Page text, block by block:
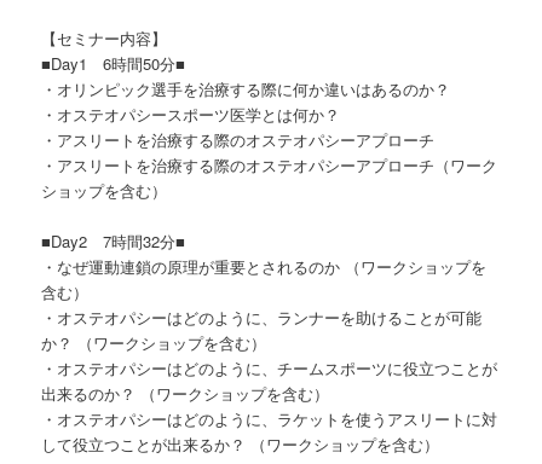
【セミナー内容】
■Day1 6時間50分■
・オリンピック選手を治療する際に何か違いはあるのか？
・オステオパシースポーツ医学とは何か？
・アスリートを治療する際のオステオパシーアプローチ
・アスリートを治療する際のオステオパシーアプローチ（ワーク
ショップを含む）
■Day2 7時間32分■
・なぜ運動連鎖の原理が重要とされるのか （ワークショップを
含む）
・オステオパシーはどのように、ランナーを助けることが可能
か？ （ワークショップを含む）
・オステオパシーはどのように、チームスポーツに役立つことが
出来るのか？ （ワークショップを含む）
・オステオパシーはどのように、ラケットを使うアスリートに対
して役立つことが出来るか？ （ワークショップを含む）